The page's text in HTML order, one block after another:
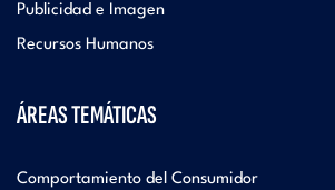
Publicidad e Imagen
Recursos Humanos
ÁREAS TEMÁTICAS
Comportamiento del Consumidor